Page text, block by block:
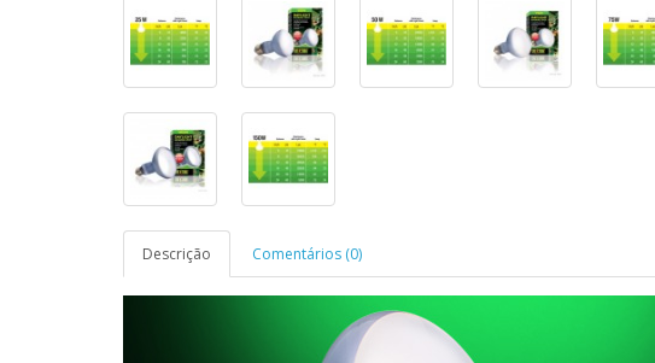
Descrição Comentários (0)